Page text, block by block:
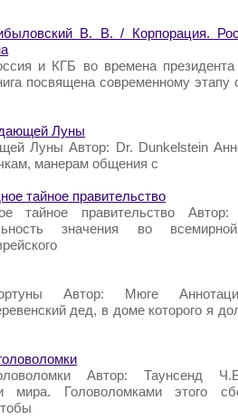
В. В. / Корпорация.
и КГБ во времена
посвящена современному этапу
Луны
Луны Автор: Dr. Dunkelstein
манерам общения с
тайное правительство
тайное правительство
значения во
Автор: Мюге
дед, в доме которого я
Автор: Таунсенд
мира. Головоломками этого